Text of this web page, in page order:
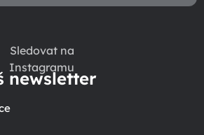
Sledovat na
Instagramu
newsletter